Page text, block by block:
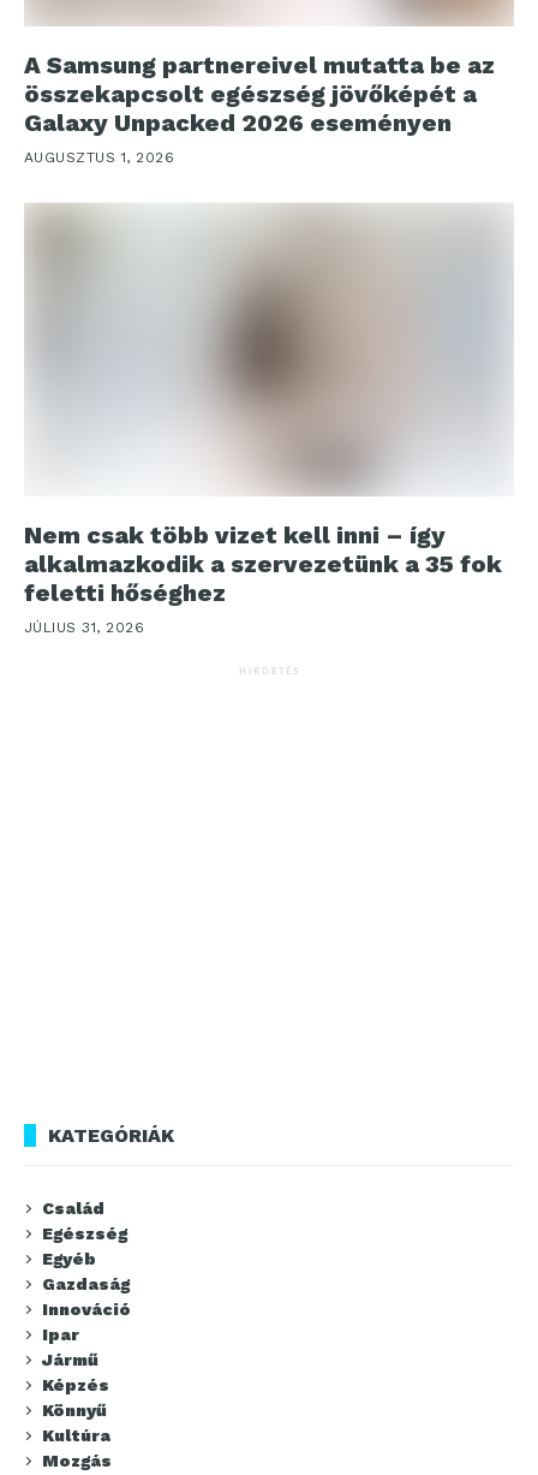
A Samsung partnereivel mutatta be az
összekapcsolt egészség jövőképét a
Galaxy Unpacked 2026 eseményen
AUGUSZTUS 1, 2026
Nem csak több vizet kell inni – így
alkalmazkodik a szervezetünk a 35 fok
feletti hőséghez
JÚLIUS 31, 2026
HIRDETÉS
KATEGÓRIÁK
Család
Egészség
Egyéb
Gazdaság
Innováció
Ipar
Jármű
Képzés
Könnyű
Kultúra
Mozgás